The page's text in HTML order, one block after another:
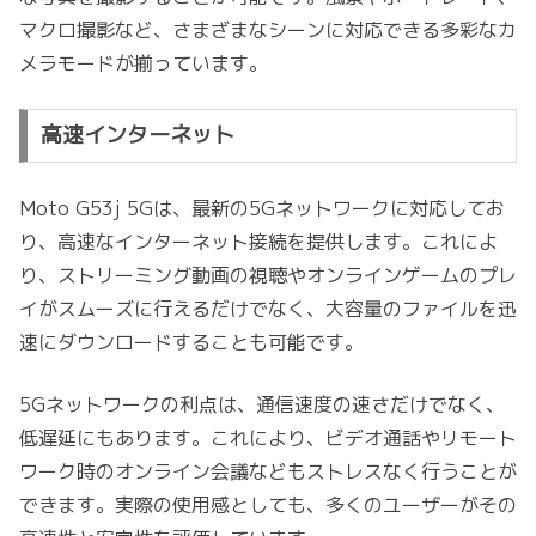
マクロ撮影など、さまざまなシーンに対応できる多彩なカ
メラモードが揃っています。
高速インターネット
Moto G53j 5Gは、最新の5Gネットワークに対応してお
り、高速なインターネット接続を提供します。これによ
り、ストリーミング動画の視聴やオンラインゲームのプレ
イがスムーズに行えるだけでなく、大容量のファイルを迅
速にダウンロードすることも可能です。
5Gネットワークの利点は、通信速度の速さだけでなく、
低遅延にもあります。これにより、ビデオ通話やリモート
ワーク時のオンライン会議などもストレスなく行うことが
できます。実際の使用感としても、多くのユーザーがその